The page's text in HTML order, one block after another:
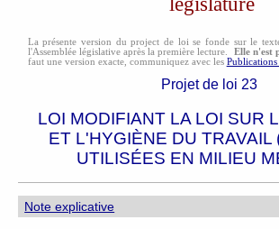
La présente version du project de loi se fonde sur le
l'Assemblée législative après la première lecture. Elle n'est
faut une version exacte, communiquez avec les
Projet de loi 23
LOI MODIFIANT LA LOI SUR
ET L'HYGIÈNE DU TRAVAIL
UTILISÉES EN MILIEU
Note explicative